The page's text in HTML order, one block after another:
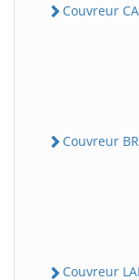
Couvreur
Couvreur
Couvreur